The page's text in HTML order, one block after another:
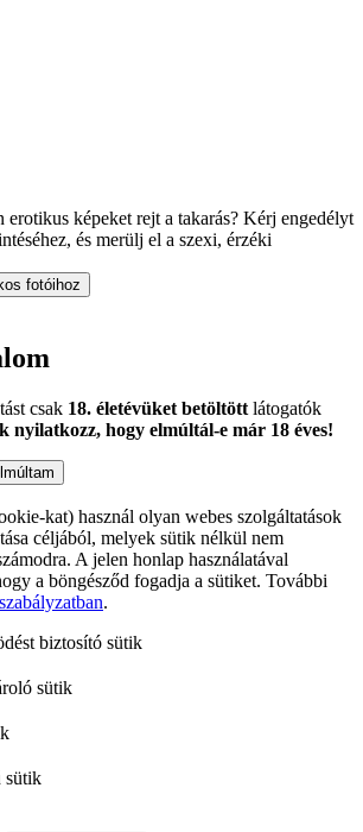
képeket rejt a takarás? Kérj engedélyt
és merülj el a szexi, érzéki
fotóihoz
csak 18. életévüket betöltött látogatók
nyilatkozz, hogy elmúltál-e már 18 éves!
kat) használ olyan webes szolgáltatások
céljából, melyek sütik nélkül nem
A jelen honlap használatával
a böngésződ fogadja a sütiket. További
.
biztosító sütik
sütik
sütik